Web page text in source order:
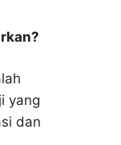
yang
dan